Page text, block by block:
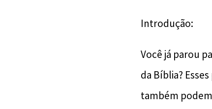
Introdução:
Você já parou
da Bíblia?
também